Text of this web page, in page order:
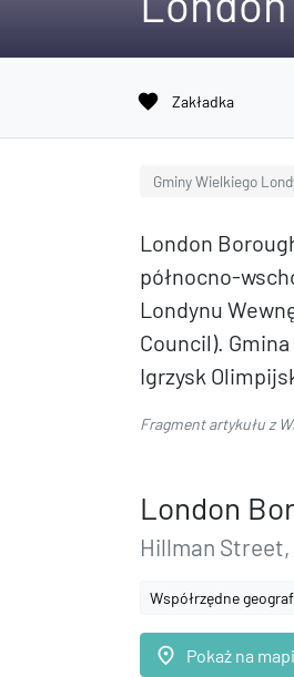
favorite Zakładka
Gminy Wielkiego
London
północno-
Londynu
Council).
Igrzysk
Fragment artykułu z
London
Hillman
Współrzędne
place Pokaż na